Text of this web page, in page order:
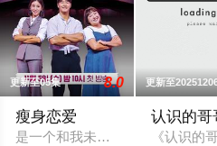
更新至05集 8.0
瘦身恋爱
是一个和我未来的男人女人一起
更新至
认识的哥
《认识的